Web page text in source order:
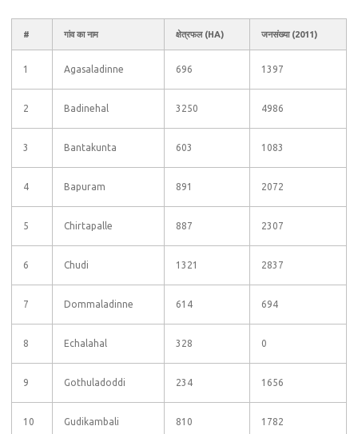
# गांव का नाम क्षेत्रफल (HA) जनसंख्या (2011)
1 Agasaladinne 696 1397
2 Badinehal 3250 4986
3 Bantakunta 603 1083
4 Bapuram 891 2072
5 Chirtapalle 887 2307
6 Chudi 1321 2837
7 Dommaladinne 614 694
8 Echalahal 328 0
9 Gothuladoddi 234 1656
10 Gudikambali 810 1782